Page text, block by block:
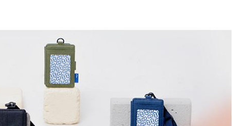
-Tulis “Request Dekorasi” pada kolom pesan untuk penjual saat
checkout jika ingin diberikan kartu ucapan kosong
-Tulis kata-kata ucapan di kolom pesan untuk penjual saat checkout
jika ingin dibantu untuk kartu ucapan di print
Permintaan Request Dekorasi tidak akan dilayani jika diminta melalui